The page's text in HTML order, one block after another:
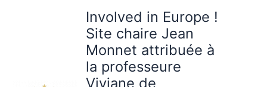
Involved in Europe !
Site chaire Jean
Monnet attribuée à
la professeure
Viviane de